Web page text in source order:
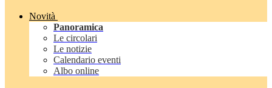
Novità
Panoramica
Le circolari
Le notizie
Calendario eventi
Albo online